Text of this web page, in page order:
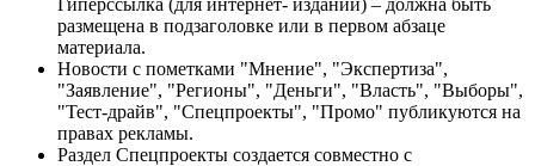
Гиперссылка (для интернет- изданий) – должна быть
размещена в подзаголовке или в первом абзаце
материала.
Новости с пометками "Мнение", "Экспертиза",
"Заявление", "Регионы", "Деньги", "Власть", "Выборы",
"Тест-драйв", "Спецпроекты", "Промо" публикуются на
правах рекламы.
Раздел Спецпроекты создается совместно с